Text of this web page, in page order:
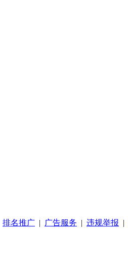
排名推广 | 广告服务 | 违规举报 |